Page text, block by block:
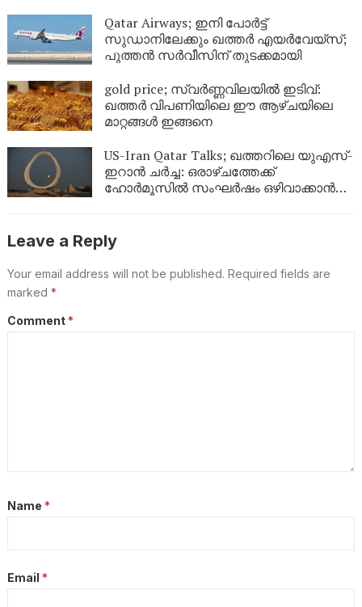
Qatar Airways; ഇനി പോർട്ട്
സുഡാനിലേക്കും ഖത്തർ എയർവേയ്‌സ്;
പുത്തൻ സർവീസിന് തുടക്കമായി
gold price; സ്വർണ്ണവിലയിൽ ഇടിവ്:
ഖത്തർ വിപണിയിലെ ഈ ആഴ്ചയിലെ
മാറ്റങ്ങൾ ഇങ്ങനെ
US-Iran Qatar Talks; ഖത്തറിലെ യുഎസ്-
ഇറാൻ ചർച്ച: ഒരാഴ്ചത്തേക്ക്
ഹോർമൂസിൽ സംഘർഷം ഒഴിവാക്കാൻ
Leave a Reply
Your email address will not be published. Required fields are
marked *
Comment *
Name *
Email *